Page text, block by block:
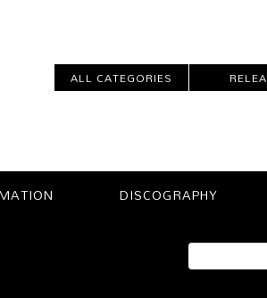
ALL CATEGORIES
DISCOGRAPHY